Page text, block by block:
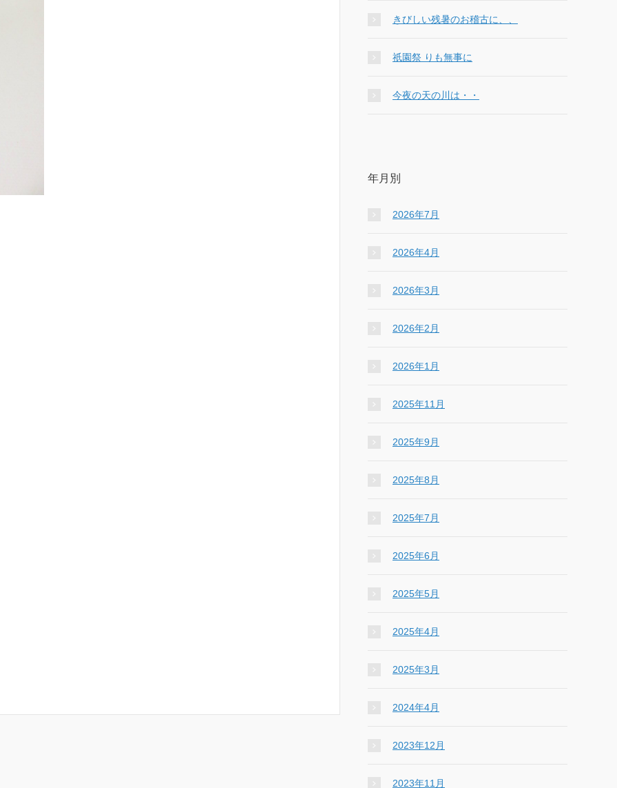
きびしい残暑のお稽古に、、
祇園祭 りも無事に
今夜の天の川は・・
年月別
2026年7月
2026年4月
2026年3月
2026年2月
2026年1月
2025年11月
2025年9月
2025年8月
2025年7月
2025年6月
2025年5月
2025年4月
2025年3月
2024年4月
2023年12月
2023年11月